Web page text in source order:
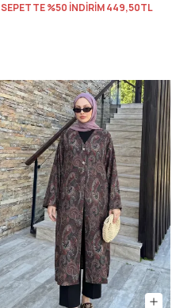
SEPETTE %50 İNDİRİM449,50TL